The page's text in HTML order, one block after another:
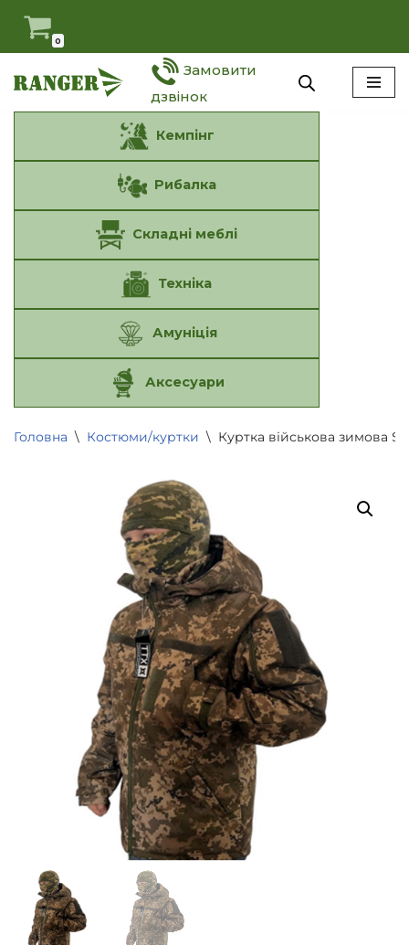
Перейти
до
вмісту
0
Замовити
дзвінок
Кемпінг
Рибалка
Складні меблі
Техніка
Амуніція
Аксесуари
Головна \ Костюми/куртки \ Куртка військова зимова